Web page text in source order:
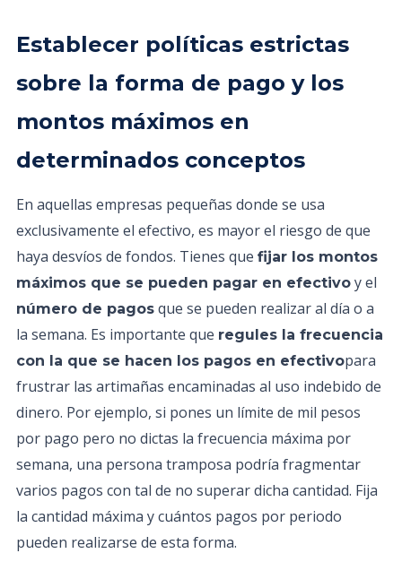
Establecer políticas estrictas
sobre la forma de pago y los
montos máximos en
determinados conceptos
En aquellas empresas pequeñas donde se usa
exclusivamente el efectivo, es mayor el riesgo de que
haya desvíos de fondos. Tienes que fijar los montos
máximos que se pueden pagar en efectivo y el
número de pagos que se pueden realizar al día o a
la semana. Es importante que regules la frecuencia
con la que se hacen los pagos en efectivopara
frustrar las artimañas encaminadas al uso indebido de
dinero. Por ejemplo, si pones un límite de mil pesos
por pago pero no dictas la frecuencia máxima por
semana, una persona tramposa podría fragmentar
varios pagos con tal de no superar dicha cantidad. Fija
la cantidad máxima y cuántos pagos por periodo
pueden realizarse de esta forma.